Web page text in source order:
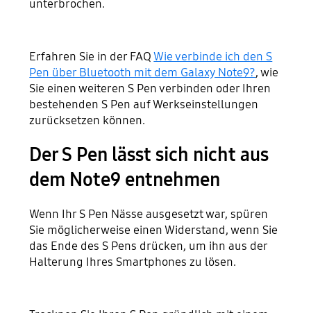
unterbrochen.
Erfahren Sie in der FAQWie verbinde ich den S
Pen über Bluetooth mit dem Galaxy Note9?, wie
Sie einen weiteren S Pen verbinden oder Ihren
bestehenden S Pen auf Werkseinstellungen
zurücksetzen können.
Der S Pen lässt sich nicht aus
dem Note9 entnehmen
Wenn Ihr S Pen Nässe ausgesetzt war, spüren
Sie möglicherweise einen Widerstand, wenn Sie
das Ende des S Pens drücken, um ihn aus der
Halterung Ihres Smartphones zu lösen.